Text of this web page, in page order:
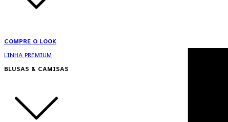
COMPRE O LOOK
LINHA PREMIUM
BLUSAS & CAMISAS